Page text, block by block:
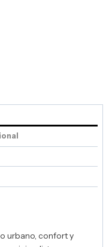
urbano, confort y